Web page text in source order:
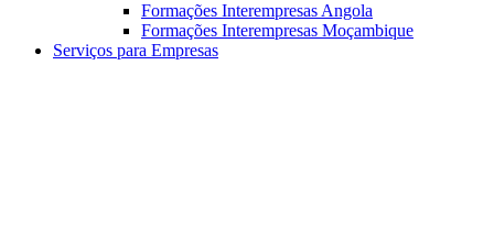
Formações Interempresas Angola
Formações Interempresas Moçambique
Serviços para Empresas